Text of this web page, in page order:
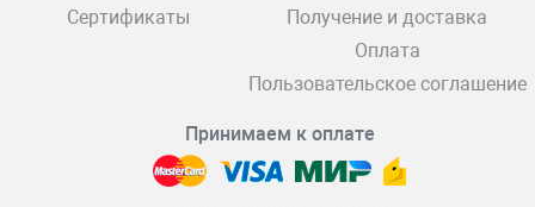
Сертификаты
Получение и доставка
Оплата
Пользовательское соглашение
Принимаем к оплате